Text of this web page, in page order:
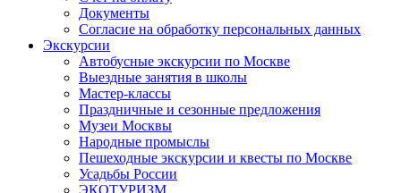
Документы
Согласие на обработку персональных данных
Экскурсии
Автобусные экскурсии по Москве
Выездные занятия в школы
Мастер-классы
Праздничные и сезонные предложения
Музеи Москвы
Народные промыслы
Пешеходные экскурсии и квесты по Москве
Усадьбы России
ЭКОТУРИЗМ